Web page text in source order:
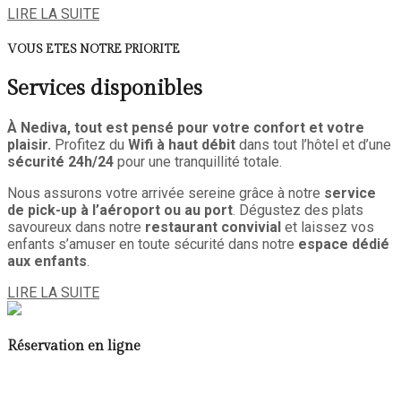
LIRE LA SUITE
VOUS ETES NOTRE PRIORITE
Services disponibles
À Nediva, tout est pensé pour votre confort et votre
plaisir. Profitez du Wifi à haut débit dans tout l’hôtel et d’une
sécurité 24h/24 pour une tranquillité totale.
Nous assurons votre arrivée sereine grâce à notre service
de pick-up à l’aéroport ou au port. Dégustez des plats
savoureux dans notre restaurant convivial et laissez vos
enfants s’amuser en toute sécurité dans notre espace dédié
aux enfants.
LIRE LA SUITE
Réservation en ligne